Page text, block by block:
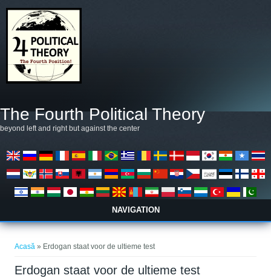
The Fourth Political Theory
beyond left and right but against the center
NAVIGATION
Acasă » Erdogan staat voor de ultieme test
Erdogan staat voor de ultieme test